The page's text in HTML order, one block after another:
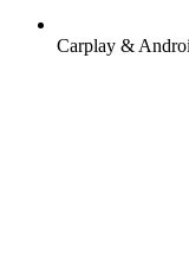
Carplay &